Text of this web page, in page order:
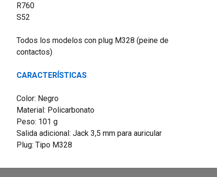
R760
S52
Todos los modelos con plug M328 (peine de
contactos)
CARACTERÍSTICAS
Color: Negro
Material: Policarbonato
Peso: 101 g
Salida adicional: Jack 3,5 mm para auricular
Plug: Tipo M328